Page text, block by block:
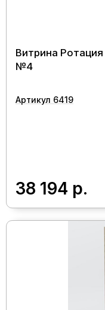
Витрина
№4
Артикул 6419
38 194 р.